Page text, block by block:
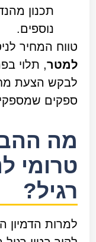
תכנון
נוספים.
טווח המחיר
למטר, תלוי
לבקש הצעת
ספקים
מה
טרומי
רגיל?
למרות הדמיון